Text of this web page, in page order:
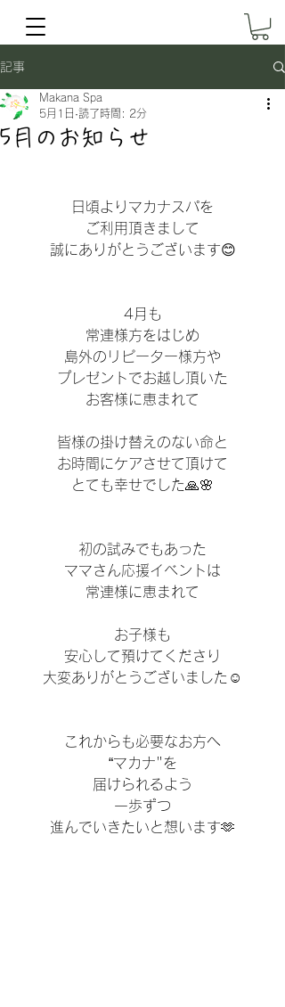
記事
5月のお知らせ
Makana Spa
5月1日 読了時間: 2分
日頃よりマカナスパを
ご利用頂きまして
誠にありがとうございます😊
4月も
常連様方をはじめ
島外のリピーター様方や
プレゼントでお越し頂いた
お客様に恵まれて
皆様の掛け替えのない命と
お時間にケアさせて頂けて
とても幸せでした🙏🌸
初の試みでもあった
ママさん応援イベントは
常連様に恵まれて
お子様も
安心して預けてくださり
大変ありがとうございました☺️
これからも必要なお方へ
“マカナ"を
届けられるよう
一歩ずつ
進んでいきたいと想います🫶